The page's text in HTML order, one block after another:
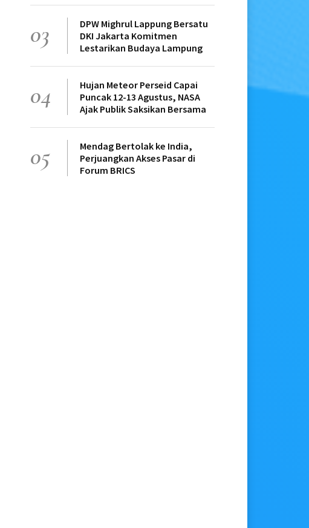
03
DPW Mighrul Lappung Bersatu
DKI Jakarta Komitmen
Lestarikan Budaya Lampung
04
Hujan Meteor Perseid Capai
Puncak 12-13 Agustus, NASA
Ajak Publik Saksikan Bersama
05
Mendag Bertolak ke India,
Perjuangkan Akses Pasar di
Forum BRICS